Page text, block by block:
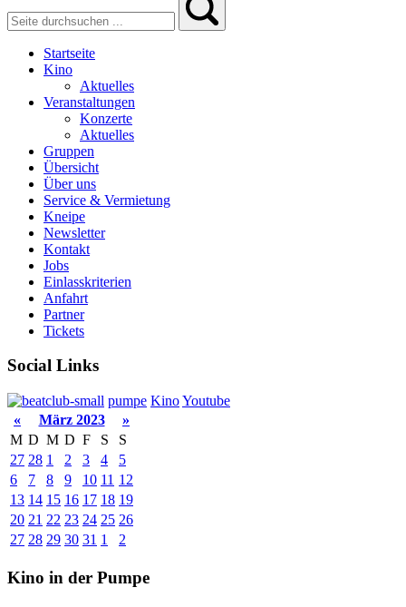
Startseite
Kino
Aktuelles
Veranstaltungen
Konzerte
Aktuelles
Gruppen
Übersicht
Über uns
Service & Vermietung
Kneipe
Newsletter
Kontakt
Jobs
Einlasskriterien
Anfahrt
Partner
Tickets
Social Links
pumpe KinoYoutube
«
März 2023
»
M D M D F S
S
27 28 1 2 3 4
5
6
7 8 9 10 11 12
13 14 15 16 17 18 19
20 21 22 23 24 25 26
27 28 29 30 31 1 2
Kino in der Pumpe